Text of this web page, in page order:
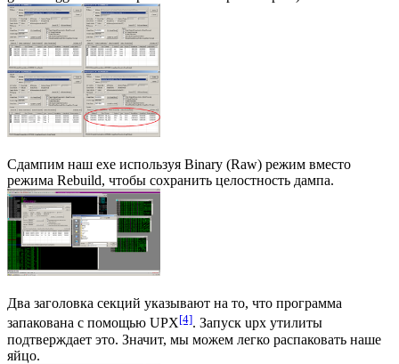
Сдампим наш exe используя Binary (Raw) режим вместо
режима Rebuild, чтобы сохранить целостность дампа.
Два заголовка секций указывают на то, что программа
запакована с помощью UPX[4]. Запуск upx утилиты
подтверждает это. Значит, мы можем легко распаковать наше
яйцо.